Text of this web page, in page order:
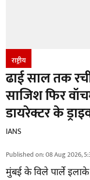
राष्ट्रीय
ढाई साल तक
साजिश फिर
डायरेक्टर के
IANS
Published on:08 Aug 2026,
मुंबई के विले पार्ले